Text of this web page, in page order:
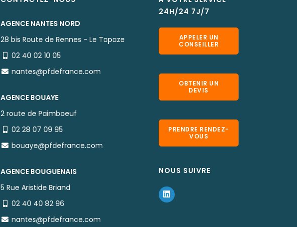
AGENCE NANTES NORD
28 bis Route de Rennes - Le Topaze
02 40 02 10 05
nantes@pfdefrance.com
AGENCE BOUAYE
2 route de Paimboeuf
02 28 07 09 95
bouaye@pfdefrance.com
AGENCE BOUGUENAIS
5 Rue Aristide Briand
02 40 40 82 96
nantes@pfdefrance.com
24H/24 7J/7
APPELER UN
CONSEILLER
OBTENIR UN
DEVIS
PRENDRE RENDEZ-
VOUS
NOUS SUIVRE